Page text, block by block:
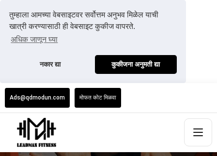
तुम्हाला आमच्या वेबसाइटवर सर्वोत्तम अनुभव मिळेल याची
खात्री करण्यासाठी ही वेबसाइट कुकीज वापरते.
अधिक जाणून घ्या
नकार द्या कुकीजना अनुमती द्या
Ads@qdmodun.com मोफत कोट मिळवा